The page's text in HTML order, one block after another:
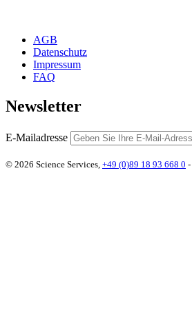
AGB
Datenschutz
Impressum
FAQ
Newsletter
E-Mailadresse
© 2026 Science Services, +49 (0)89 18 93 668 0 -